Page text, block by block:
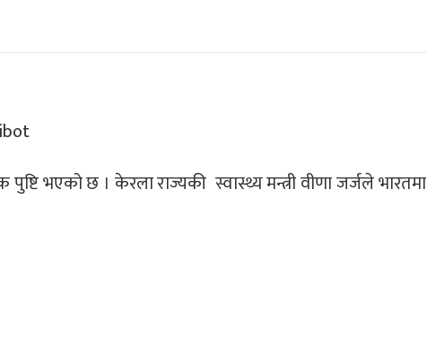
भएको छ । केरला राज्यकी स्वास्थ्य मन्त्री वीणा जर्जले भारतमा